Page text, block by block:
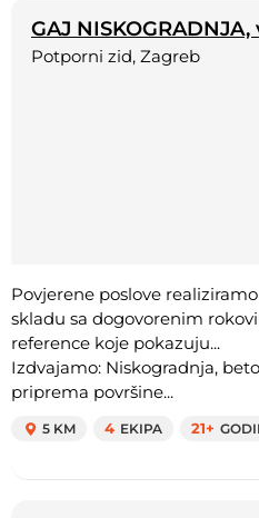
GAJ
Potporni zid, Zagreb
Povjerene poslove
skladu sa dogovorenim
reference koje pokazuju...
Izdvajamo: Niskogradnja,
priprema površine...
5 KM 4 EKIPA 21+